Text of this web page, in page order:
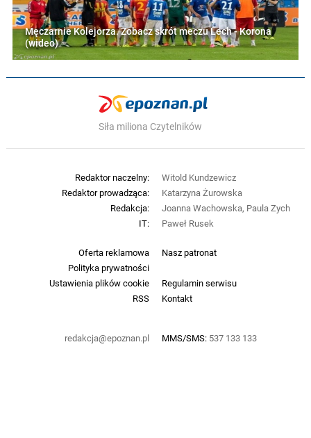
Męczarnie Kolejorza. Zobacz skrót meczu Lech - Korona
(wideo)
Siła miliona Czytelników
Oferta reklamowa
Nasz patronat
Polityka prywatności
Ustawienia plików cookie
Regulamin serwisu
RSS
Kontakt
redakcja@epoznan.pl MMS/SMS: 537 133 133
Redaktor naczelny:
Witold Kundzewicz
Redaktor prowadząca:
Katarzyna Żurowska
Redakcja:
Joanna Wachowska, Paula Zych
IT:
Paweł Rusek